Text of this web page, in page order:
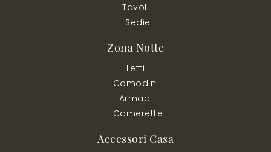
Tavoli
Sedie
Zona Notte
Letti
Comodini
Armadi
Camerette
Accessori Casa